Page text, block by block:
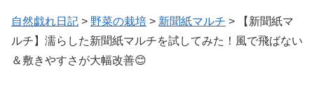
自然戯れ日記 > 野菜の栽培 > 新聞紙マルチ >
【新聞紙マ
ルチ】濡らした新聞紙マルチを試してみた！風で飛ばない
＆敷きやすさが大幅改善😊